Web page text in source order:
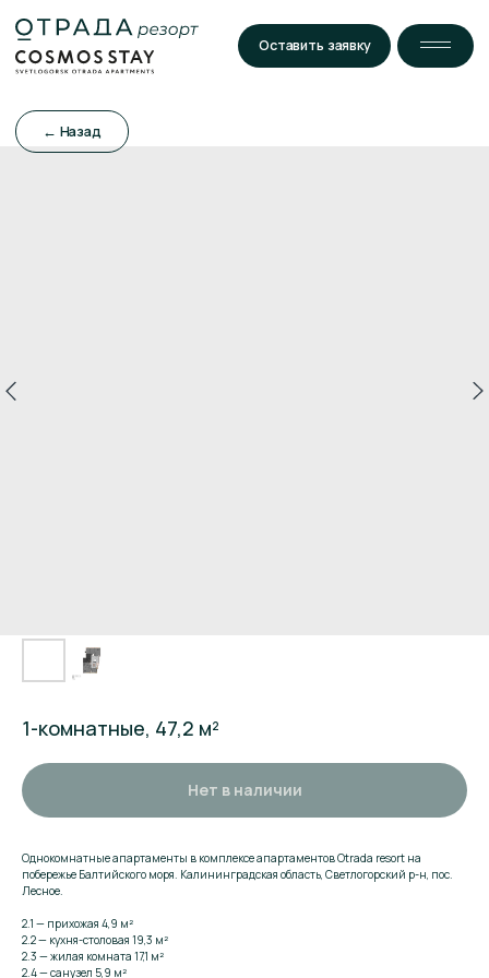
Оставить заявку
1-комнатные, 47,2 м²
Нет в наличии
Однокомнатные апартаменты в комплексе апартаментов Otrada resort на
побережье Балтийского моря. Калининградская область, Светлогорский р-н, пос.
Лесное.
2.1 — прихожая 4,9 м²
2.2 — кухня-столовая 19,3 м²
2.3 — жилая комната 17,1 м²
2.4 — санузел 5,9 м²